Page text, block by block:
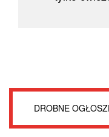
DROBNE